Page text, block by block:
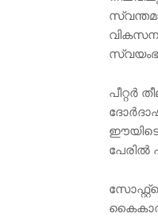
പീറ്റർ
ഈയിടെ
പേരിൽ